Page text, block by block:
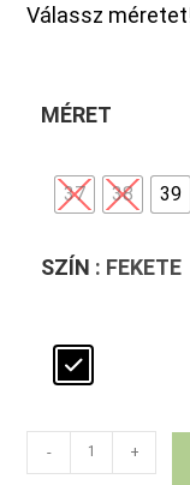
Válassz
MÉRET
37 38 39
SZÍN : FEKETE
fekete
- +